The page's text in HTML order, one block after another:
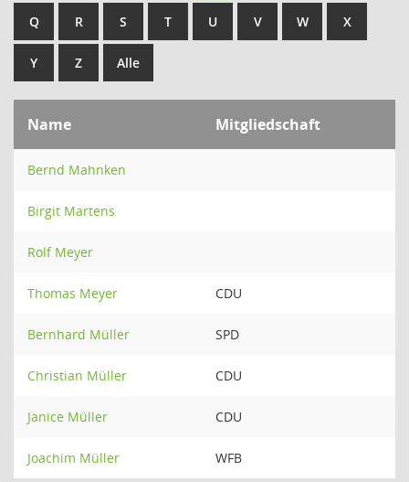
Q R S T U V W X
Y Z Alle
Name Mitgliedschaft
Bernd Mahnken
Birgit Martens
Rolf Meyer
Thomas Meyer CDU
Bernhard Müller SPD
Christian Müller CDU
Janice Müller CDU
Joachim Müller WFB